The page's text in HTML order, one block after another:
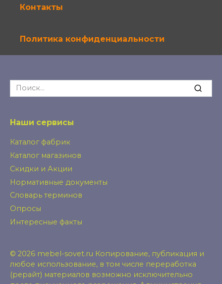
Контакты
Политика конфиденциальности
Search
for:
Наши сервисы
Каталог фабрик
Каталог магазинов
Скидки и Акции
Нормативные документы
Словарь терминов
Опросы
Интересные факты
© 2026 mebel-sovet.ru Копирование, публикация и
любое использование, в том числе переработка
(рерайт) материалов возможно исключительно